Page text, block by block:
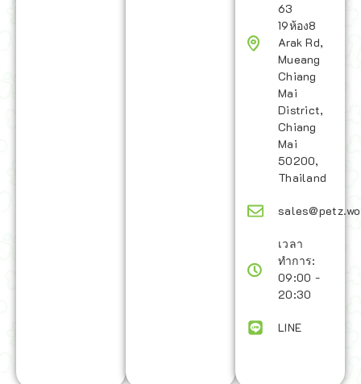
63
19ห้อง8
Arak Rd,
Mueang
Chiang
Mai
District,
Chiang
Mai
50200,
Thailand
เวลา
ทำการ:
09:00 -
20:30
LINE